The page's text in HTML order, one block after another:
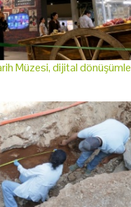
Müzesi, dijital dönüşümle